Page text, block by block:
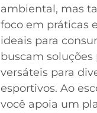
ambiental, mas
foco em práticas
ideais para
buscam soluções
versáteis para
esportivos. Ao
você apoia um